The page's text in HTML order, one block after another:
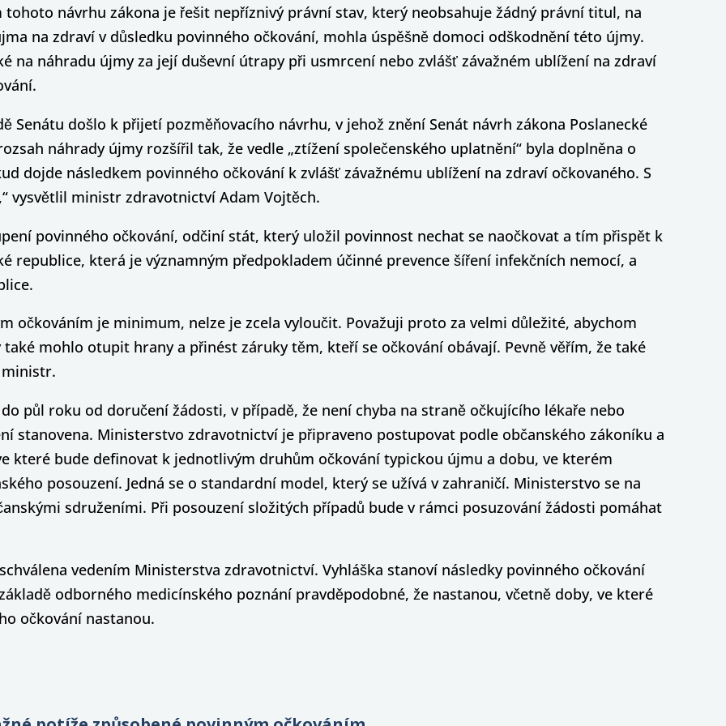
návrhu zákona je řešit nepříznivý právní stav, který neobsahuje žádný právní titul, na
na zdraví v důsledku povinného očkování, mohla úspěšně domoci odškodnění této újmy.
na náhradu újmy za její duševní útrapy při usmrcení nebo zvlášť závažném ublížení na zdraví
Senátu došlo k přijetí pozměňovacího návrhu, v jehož znění Senát návrh zákona Poslanecké
náhrady újmy rozšířil tak, že vedle „ztížení společenského uplatnění“ byla doplněna o
dojde následkem povinného očkování k zvlášť závažnému ublížení na zdraví očkovaného. S
vysvětlil ministr zdravotnictví Adam Vojtěch.
povinného očkování, odčiní stát, který uložil povinnost nechat se naočkovat a tím přispět k
republice, která je významným předpokladem účinné prevence šíření infekčních nemocí, a
očkováním je minimum, nelze je zcela vyloučit. Považuji proto za velmi důležité, abychom
mohlo otupit hrany a přinést záruky těm, kteří se očkování obávají. Pevně věřím, že také
ministr.
půl roku od doručení žádosti, v případě, že není chyba na straně očkujícího lékaře nebo
stanovena. Ministerstvo zdravotnictví je připraveno postupovat podle občanského zákoníku a
které bude definovat k jednotlivým druhům očkování typickou újmu a dobu, ve kterém
posouzení. Jedná se o standardní model, který se užívá v zahraničí. Ministerstvo se na
sdruženími. Při posouzení složitých případů bude v rámci posuzování žádosti pomáhat
vedením Ministerstva zdravotnictví. Vyhláška stanoví následky povinného očkování
odborného medicínského poznání pravděpodobné, že nastanou, včetně doby, ve které
očkování nastanou.